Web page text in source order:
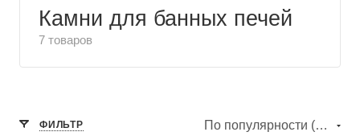
Камни для банных печей
7 товаров
ФИЛЬТР По популярности (убывание)